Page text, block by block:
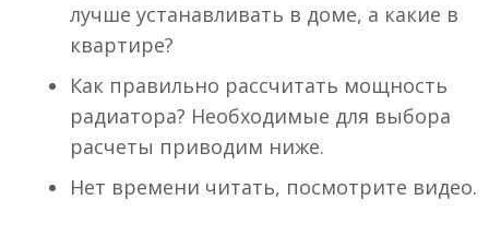
лучше устанавливать в доме, а какие в
квартире?
Как правильно рассчитать мощность
радиатора? Необходимые для выбора
расчеты приводим ниже.
Нет времени читать, посмотрите видео.